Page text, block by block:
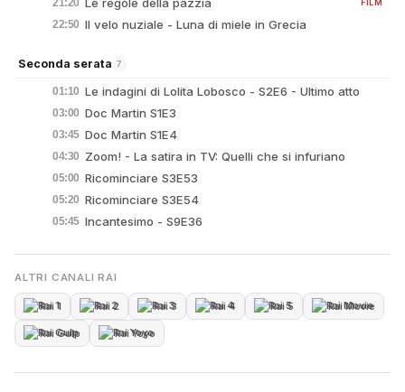
FILM
22:50 Il velo nuziale - Luna di miele in Grecia
Seconda serata 7
01:10 Le indagini di Lolita Lobosco - S2E6 - Ultimo atto
03:00 Doc Martin S1E3
03:45 Doc Martin S1E4
04:30 Zoom! - La satira in TV: Quelli che si infuriano
05:00 Ricominciare S3E53
05:20 Ricominciare S3E54
05:45 Incantesimo - S9E36
ALTRI CANALI RAI
Rai 1 Rai 2 Rai 3 Rai 4 Rai 5 Rai Movie
Rai Gulp Rai Yoyo